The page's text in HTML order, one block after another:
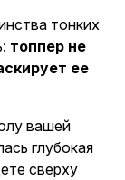
тонких
топпер не
ее
вашей
глубокая
сверху